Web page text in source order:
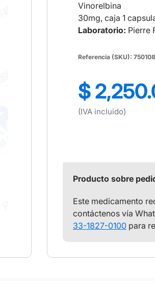
Vinorelbina
30mg, caja 1
Laboratorio: Pierre
Referencia (SKU):
Precio
regular
$
(IVA incluido)
Producto sobre
Este medicamento
contáctenos vía
33-1827-0100 para